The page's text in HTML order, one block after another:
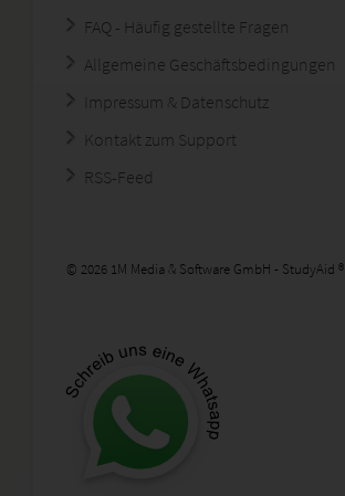
FAQ - Häufig gestellte Fragen
Allgemeine Geschäftsbedingungen
Impressum & Datenschutz
Kontakt zum Support
RSS-Feed
© 2026 1M Media & Software GmbH - StudyAid ®